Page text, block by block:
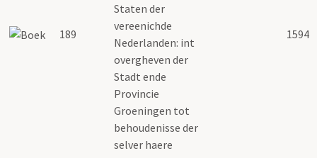
189
Staten der
vereenichde
Nederlanden: int
overgheven der
Stadt ende
Provincie
Groeningen tot
behoudenisse der
selver haere
1594